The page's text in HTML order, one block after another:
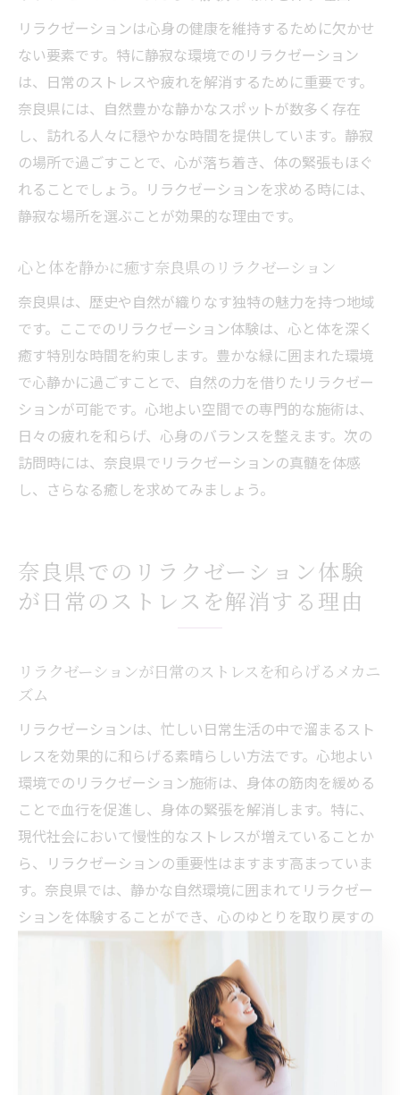
リラクゼーションは心身の健康を維持するために欠かせ
ない要素です。特に静寂な環境でのリラクゼーション
は、日常のストレスや疲れを解消するために重要です。
奈良県には、自然豊かな静かなスポットが数多く存在
し、訪れる人々に穏やかな時間を提供しています。静寂
の場所で過ごすことで、心が落ち着き、体の緊張もほぐ
れることでしょう。リラクゼーションを求める時には、
静寂な場所を選ぶことが効果的な理由です。
心と体を静かに癒す奈良県のリラクゼーション
奈良県は、歴史や自然が織りなす独特の魅力を持つ地域
です。ここでのリラクゼーション体験は、心と体を深く
癒す特別な時間を約束します。豊かな緑に囲まれた環境
で心静かに過ごすことで、自然の力を借りたリラクゼー
ションが可能です。心地よい空間での専門的な施術は、
日々の疲れを和らげ、心身のバランスを整えます。次の
訪問時には、奈良県でリラクゼーションの真髄を体感
し、さらなる癒しを求めてみましょう。
奈良県でのリラクゼーション体験
が日常のストレスを解消する理由
リラクゼーションが日常のストレスを和らげるメカニ
ズム
リラクゼーションは、忙しい日常生活の中で溜まるスト
レスを効果的に和らげる素晴らしい方法です。心地よい
環境でのリラクゼーション施術は、身体の筋肉を緩める
ことで血行を促進し、身体の緊張を解消します。特に、
現代社会において慢性的なストレスが増えていることか
ら、リラクゼーションの重要性はますます高まっていま
す。奈良県では、静かな自然環境に囲まれてリラクゼー
ションを体験することができ、心のゆとりを取り戻すの
に最適です。専門的な技術による施術は、心身をリフレ
ッシュさせ、内面的な安定感を与えてくれます。
奈良県で体験する癒しのリラクゼーション効果
奈良県でのリラクゼーション体験は、心と身体の癒しを
提供するものです。神秘的な古都の風景に包まれた環境